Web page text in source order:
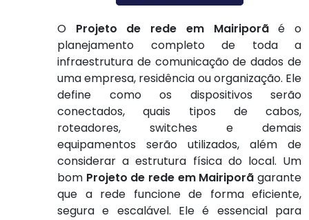
O Projeto de rede em Mairiporãé o
planejamento completo de toda a
infraestrutura de comunicação de dados de
uma empresa, residência ou organização. Ele
define como os dispositivos serão
conectados, quais tipos de cabos,
roteadores, switches e demais
equipamentos serão utilizados, além de
considerar a estrutura física do local. Um
bom Projeto de rede em Mairiporã garante
que a rede funcione de forma eficiente,
segura e escalável. Ele é essencial para